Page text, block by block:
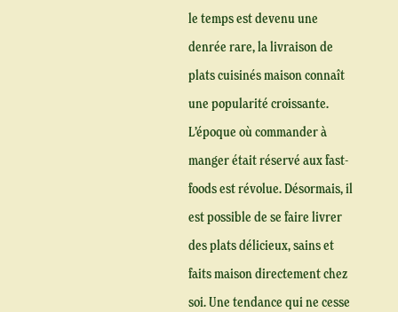
le temps est devenu une
denrée rare, la livraison de
plats cuisinés maison connaît
une popularité croissante.
L’époque où commander à
manger était réservé aux fast-
foods est révolue. Désormais, il
est possible de se faire livrer
des plats délicieux, sains et
faits maison directement chez
soi. Une tendance qui ne cesse